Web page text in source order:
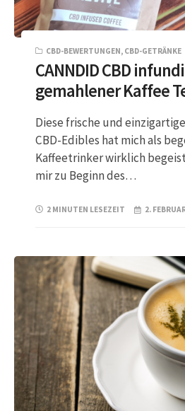
CBD-BEWERTUNGEN, CBD-GETRÄNKE
CANNDID CBD
gemahlener Kaffee
Diese frische und
CBD-Edibles hat mich als
Kaffeetrinker wirklich
mir zu Beginn des…
2 MINUTEN LESEZEIT 2.